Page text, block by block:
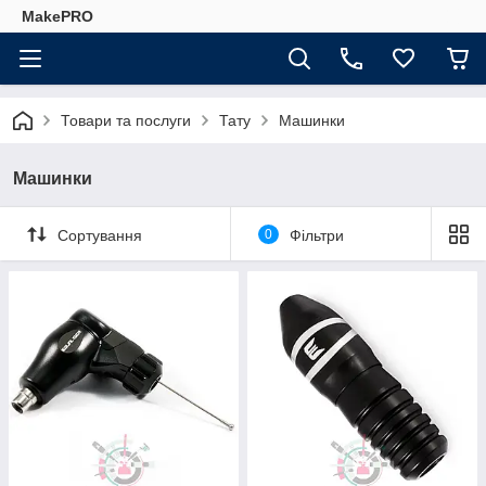
MakePRO
Товари та послуги Тату Машинки
Машинки
Сортування 0 Фільтри